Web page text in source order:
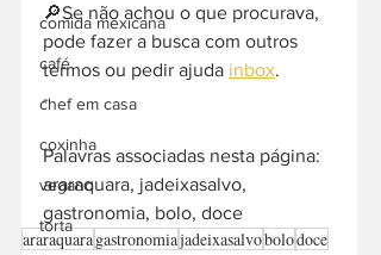
comida mexicana
café
chef em casa
coxinha
vegano
torta
🔎Se não achou o que procurava,
pode fazer a busca com outros
termos ou pedir ajuda inbox.
-
Palavras associadas nesta página:
araraquara, jadeixasalvo,
gastronomia, bolo, doce
araraquaragastronomiajadeixasalvobolodoce